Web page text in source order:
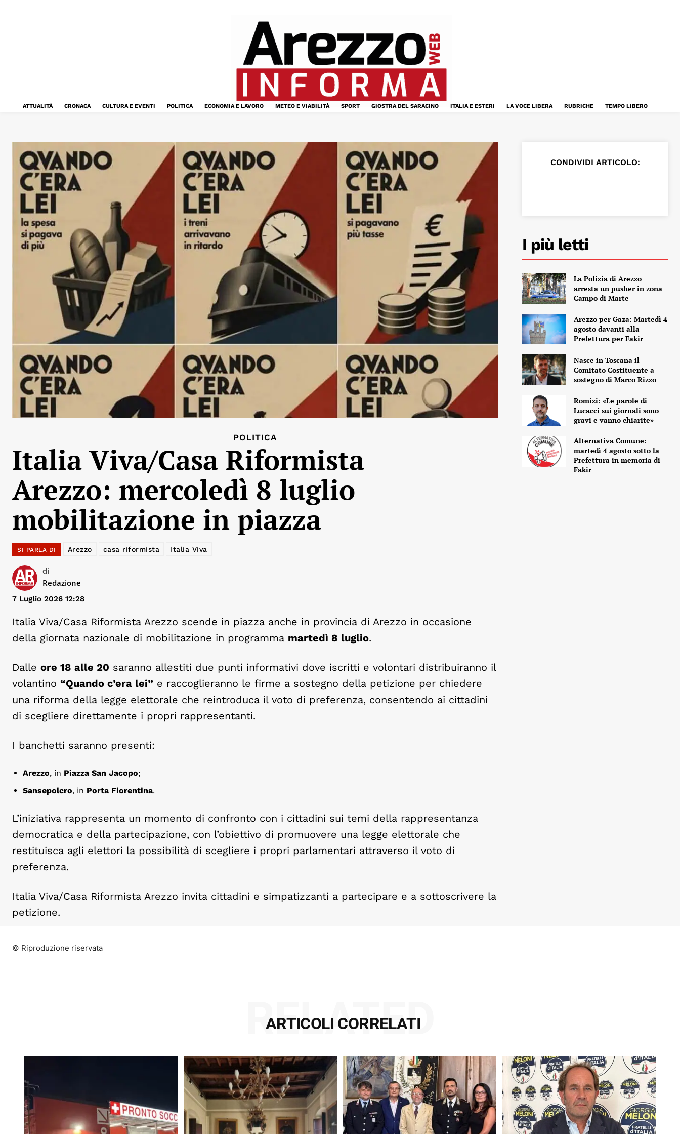
ATTUALITÀ CRONACA CULTURA E EVENTI POLITICA ECONOMIA E LAVORO METEO E VIABILITÀ SPORT GIOSTRA DEL SARACINO ITALIA E ESTERI LA VOCE LIBERA RUBRICHE TEMPO LIBERO
POLITICA
Italia Viva/Casa Riformista
Arezzo: mercoledì 8 luglio
mobilitazione in piazza
SI PARLA DI Arezzo casa riformista Italia Viva
di
Redazione
7 Luglio 2026 12:28
Italia Viva/Casa Riformista Arezzo scende in piazza anche in provincia di Arezzo in occasione
della giornata nazionale di mobilitazione in programma martedì 8 luglio.
Dalle ore 18 alle 20 saranno allestiti due punti informativi dove iscritti e volontari distribuiranno il
volantino “Quando c’era lei” e raccoglieranno le firme a sostegno della petizione per chiedere
una riforma della legge elettorale che reintroduca il voto di preferenza, consentendo ai cittadini
di scegliere direttamente i propri rappresentanti.
I banchetti saranno presenti:
Arezzo, in Piazza San Jacopo;
Sansepolcro, in Porta Fiorentina.
L’iniziativa rappresenta un momento di confronto con i cittadini sui temi della rappresentanza
democratica e della partecipazione, con l’obiettivo di promuovere una legge elettorale che
restituisca agli elettori la possibilità di scegliere i propri parlamentari attraverso il voto di
preferenza.
Italia Viva/Casa Riformista Arezzo invita cittadini e simpatizzanti a partecipare e a sottoscrivere la
petizione.
© Riproduzione riservata
CONDIVIDI ARTICOLO:
I più letti
La Polizia di Arezzo
arresta un pusher in zona
Campo di Marte
Arezzo per Gaza: Martedì 4
agosto davanti alla
Prefettura per Fakir
Nasce in Toscana il
Comitato Costituente a
sostegno di Marco Rizzo
Romizi: «Le parole di
Lucacci sui giornali sono
gravi e vanno chiarite»
Alternativa Comune:
martedì 4 agosto sotto la
Prefettura in memoria di
Fakir
ARTICOLI CORRELATI
RELATED